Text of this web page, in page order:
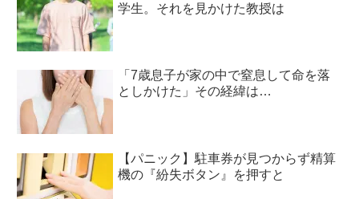
学生。それを見かけた教授は
「7歳息子が家の中で窒息して命を落
としかけた」その経緯は…
【パニック】駐車券が見つからず精算
機の『紛失ボタン』を押すと